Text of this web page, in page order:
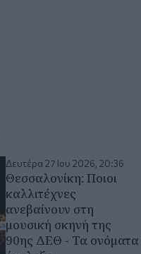
Δευτέρα 27 Ιου 2026, 20:36
Θεσσαλονίκη: Ποιοι
καλλιτέχνες
ανεβαίνουν στη
μουσική σκηνή της
90ης ΔΕΘ - Τα ονόματα